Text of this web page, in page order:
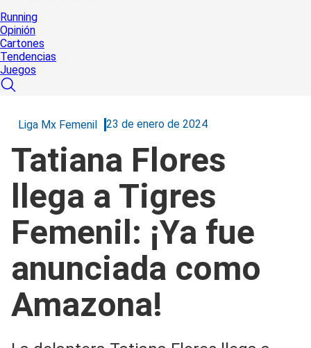
Running
Opinión
Cartones
Tendencias
Juegos
Liga Mx Femenil 23 de enero de 2024
Tatiana Flores
llega a Tigres
Femenil: ¡Ya fue
anunciada como
Amazona!